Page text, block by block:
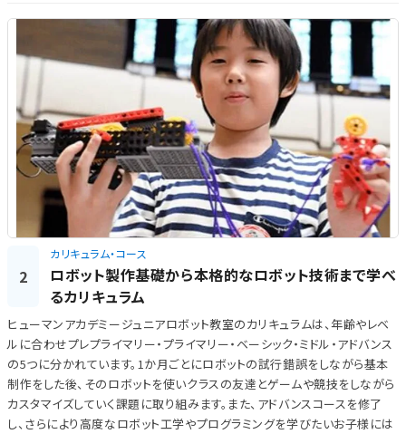
2
カリキュラム・コース
ロボット製作基礎から本格的なロボット技術まで学べ
るカリキュラム
ヒューマンアカデミージュニアロボット教室のカリキュラムは、年齢やレベ
ルに合わせプレプライマリー・プライマリー・ベーシック・ミドル・アドバンス
の5つに分かれています。1か月ごとにロボットの試行錯誤をしながら基本
制作をした後、そのロボットを使いクラスの友達とゲームや競技をしながら
カスタマイズしていく課題に取り組みます。また、アドバンスコースを修了
し、さらにより高度なロボット工学やプログラミングを学びたいお子様には